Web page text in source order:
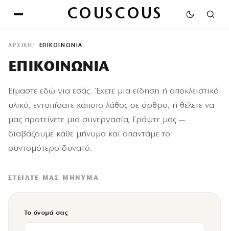
COUSCOUS
ΑΡΧΙΚΉ ΕΠΙΚΟΙΝΩΝΙΑ
ΕΠΙΚΟΙΝΩΝΙΑ
Είμαστε εδώ για εσάς. Έχετε μια είδηση ή αποκλειστικό
υλικό, εντοπίσατε κάποιο λάθος σε άρθρο, ή θέλετε να
μας προτείνετε μια συνεργασία; Γράψτε μας —
διαβάζουμε κάθε μήνυμα και απαντάμε το
συντομότερο δυνατό.
ΣΤΕΊΛΤΕ ΜΑΣ ΜΉΝΥΜΑ
Το όνομά σας